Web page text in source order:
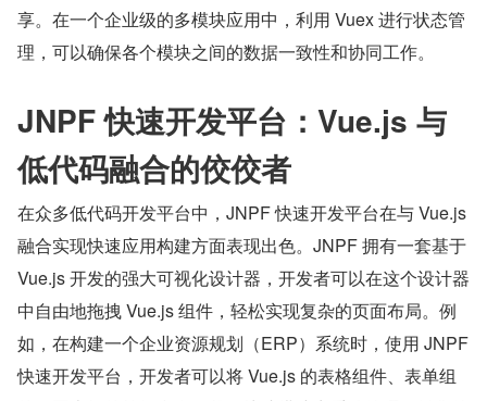
享。在一个企业级的多模块应用中，利用 Vuex 进行状态管
理，可以确保各个模块之间的数据一致性和协同工作。
JNPF 快速开发平台：Vue.js 与
低代码融合的佼佼者
在众多低代码开发平台中，JNPF 快速开发平台在与 Vue.js
融合实现快速应用构建方面表现出色。JNPF 拥有一套基于
Vue.js 开发的强大可视化设计器，开发者可以在这个设计器
中自由地拖拽 Vue.js 组件，轻松实现复杂的页面布局。例
如，在构建一个企业资源规划（ERP）系统时，使用 JNPF
快速开发平台，开发者可以将 Vue.js 的表格组件、表单组